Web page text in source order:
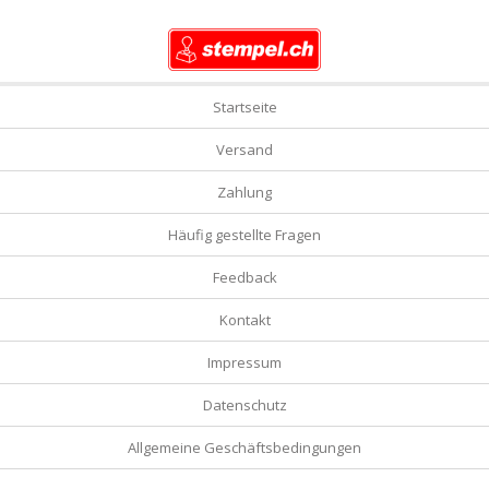
Startseite
Versand
Zahlung
Häufig gestellte Fragen
Feedback
Kontakt
Impressum
Datenschutz
Allgemeine Geschäftsbedingungen